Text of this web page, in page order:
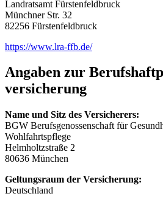
Landratsamt Fürstenfeldbruck
Münchner Str. 32
82256 Fürstenfeldbruck
https://www.lra-ffb.de/
Angaben zur
versicherung
Name und Sitz des Versicherers:
BGW Berufsgenossenschaft für
Wohlfahrtspflege
Helmholtzstraße 2
80636 München
Geltungsraum der Versicherung:
Deutschland